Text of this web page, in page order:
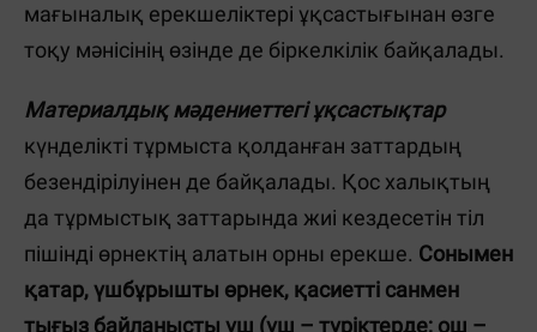
мағыналық ерекшеліктері ұқсастығынан өзге
тоқу мәнісінің өзінде де біркелкілік байқалады.
Материалдық мәдениеттегі ұқсастықтар
күнделікті тұрмыста қолданған заттардың
безендірілуінен де байқалады. Қос халықтың
да тұрмыстық заттарында жиі кездесетін тіл
пішінді өрнектің алатын орны ерекше. Сонымен
қатар, үшбұрышты өрнек, қасиетті санмен
тығыз байланысты үш (үш – түріктерде; ош –